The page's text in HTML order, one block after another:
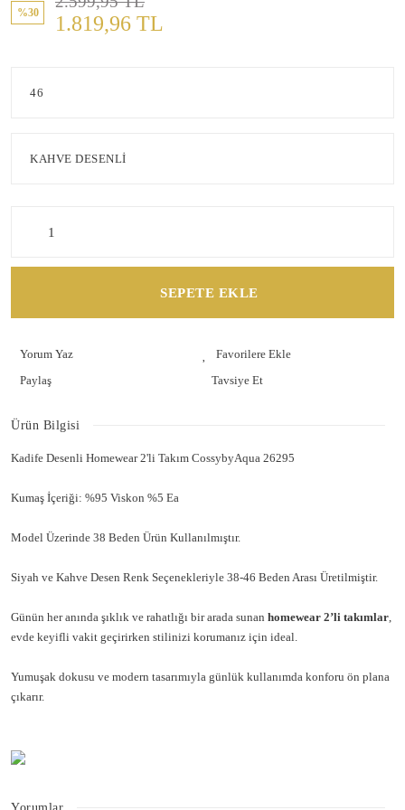
%30 1.819,96 TL
SEPETE EKLE
Yorum Yaz
Paylaş
Tavsiye Et
Ürün Bilgisi
Kadife Desenli Homewear 2'li Takım CossybyAqua 26295
Kumaş İçeriği: %95 Viskon %5 Ea
Model Üzerinde 38 Beden Ürün Kullanılmıştır.
Siyah ve Kahve Desen Renk Seçenekleriyle 38-46 Beden Arası Üretilmiştir.
Günün her anında şıklık ve rahatlığı bir arada sunan homewear 2’li takımlar,
evde keyifli vakit geçirirken stilinizi korumanız için ideal.
Yumuşak dokusu ve modern tasarımıyla günlük kullanımda konforu ön plana
çıkarır.